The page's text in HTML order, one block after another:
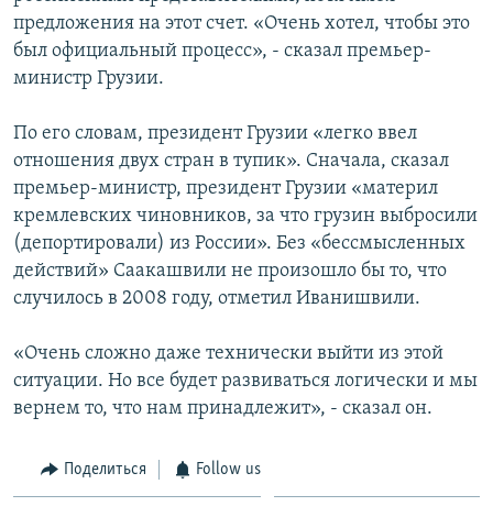
предложения на этот счет. «Очень хотел, чтобы это
был официальный процесс», - сказал премьер-
министр Грузии.
По его словам, президент Грузии «легко ввел
отношения двух стран в тупик». Сначала, сказал
премьер-министр, президент Грузии «материл
кремлевских чиновников, за что грузин выбросили
(депортировали) из России». Без «бессмысленных
действий» Саакашвили не произошло бы то, что
случилось в 2008 году, отметил Иванишвили.
«Очень сложно даже технически выйти из этой
ситуации. Но все будет развиваться логически и мы
вернем то, что нам принадлежит», - сказал он.
Поделиться Follow us